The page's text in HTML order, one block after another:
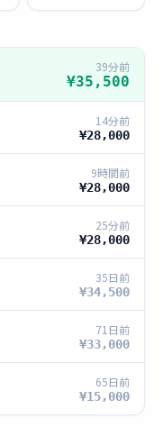
39分前
¥35,500
14分前
¥28,000
9時間前
¥28,000
25分前
¥28,000
35日前
¥34,500
71日前
¥33,000
65日前
¥15,000